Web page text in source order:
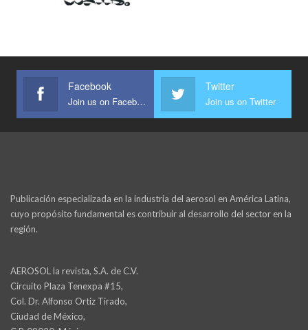
Facebook
Join us on Facebook
Twitter
Join us on Twitter
Publicación especializada en la industria del aerosol en América Latina,
cuyo propósito fundamental es contribuir al desarrollo del sector en la
región.
AEROSOL la revista, S.A. de C.V.
Circuito Plaza Tenexpa #15,
Col. Dr. Alfonso Ortiz Tirado,
Ciudad de México,